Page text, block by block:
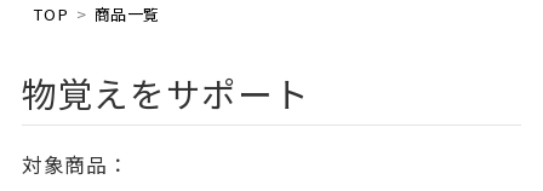
TOP 商品一覧
物覚えをサポート
対象商品：